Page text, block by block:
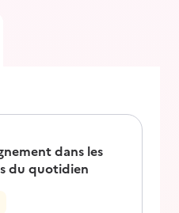
dans les
du quotidien